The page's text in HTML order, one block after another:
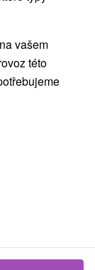
vše
vašem
této